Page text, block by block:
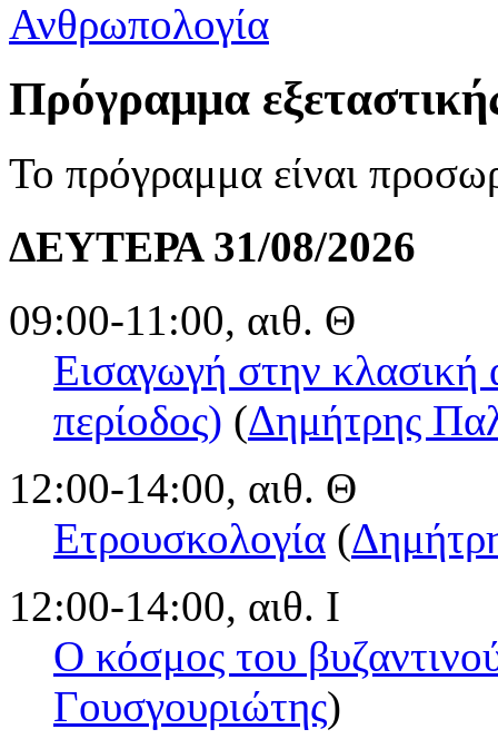
Πρόγραμμα
Το πρόγραμμα είναι
ΔΕΥΤΕΡΑ 31/08/2026
09:00-11:00, αιθ. Θ
Εισαγωγή στην κλασική
περίοδος) (Δημήτρης
12:00-14:00, αιθ. Θ
Ετρουσκολογία (
12:00-14:00, αιθ. Ι
Ο κόσμος του
Γουσγουριώτης)